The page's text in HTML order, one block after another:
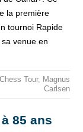
la première
tournoi Rapide
sa venue en
Tour, Magnus
Carlsen
85 ans